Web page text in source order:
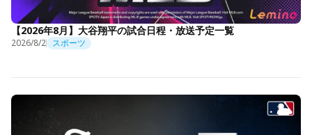
【2026年8月】大谷翔平の試合日程・放送予定一覧
2026/8/2 スポーツ